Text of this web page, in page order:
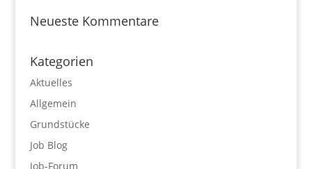
Neueste Kommentare
Kategorien
Aktuelles
Allgemein
Grundstücke
Job Blog
Job-Forum